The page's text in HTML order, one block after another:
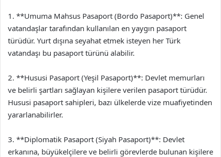
1. **Umuma Mahsus Pasaport (Bordo Pasaport)**: Genel
vatandaşlar tarafından kullanılan en yaygın pasaport
türüdür. Yurt dışına seyahat etmek isteyen her Türk
vatandaşı bu pasaport türünü alabilir.
2. **Hususi Pasaport (Yeşil Pasaport)**: Devlet memurları
ve belirli şartları sağlayan kişilere verilen pasaport türüdür.
Hususi pasaport sahipleri, bazı ülkelerde vize muafiyetinden
yararlanabilirler.
3. **Diplomatik Pasaport (Siyah Pasaport)**: Devlet
erkanına, büyükelçilere ve belirli görevlerde bulunan kişilere